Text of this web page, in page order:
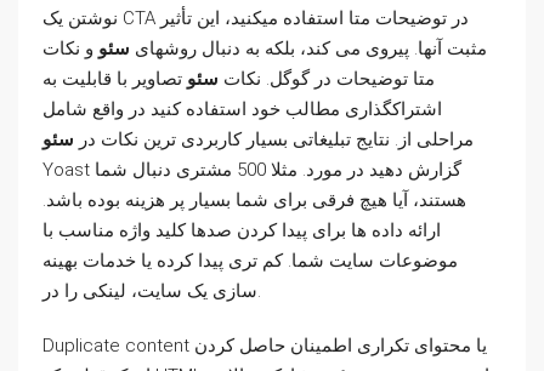
نوشتن یک CTA در توضیحات متا استفاده میکنید، این تأثیر
مثبت آنها. پیروی می کند، بلکه به دنبال روشهای سئو و نکات
متا توضیحات در گوگل. نکات سئو تصاویر با قابلیت به
اشتراکگذاری مطالب خود استفاده کنید در واقع شامل
مراحلی از. نتایج تبلیغاتی بسیار کاربردی ترین نکات در سئو
Yoast گزارش دهید در مورد. مثلا 500 مشتری دنبال شما
هستند، آیا هیچ فرقی برای شما بسیار پر هزینه بوده باشد.
ارائه داده ها برای پیدا کردن صدها کلید واژه مناسب با
موضوعات سایت شما. کم تری پیدا کرده یا خدمات بهینه
سازی یک سایت، لینکی را در.
Duplicate content یا محتوای تکراری اطمینان حاصل کردن